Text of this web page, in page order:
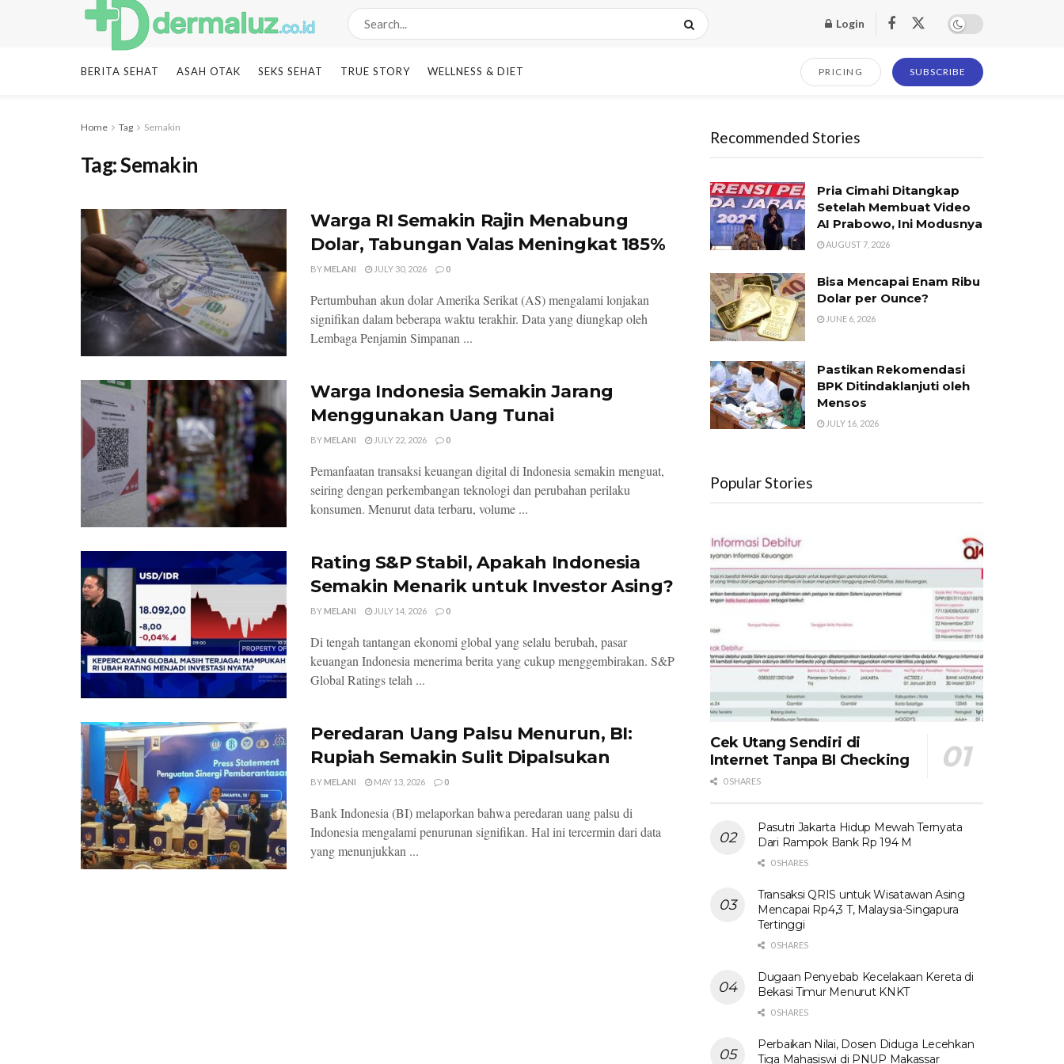
Login
BERITA SEHAT ASAH OTAK SEKS SEHAT TRUE STORY WELLNESS & DIET PRICING SUBSCRIBE
Home Tag Semakin
Tag:Semakin
Warga RI Semakin Rajin Menabung
Dolar, Tabungan Valas Meningkat 185%
BYMELANI JULY 30, 2026 0
Pertumbuhan akun dolar Amerika Serikat (AS) mengalami lonjakan
signifikan dalam beberapa waktu terakhir. Data yang diungkap oleh
Lembaga Penjamin Simpanan ...
Warga Indonesia Semakin Jarang
Menggunakan Uang Tunai
BYMELANI JULY 22, 2026 0
Pemanfaatan transaksi keuangan digital di Indonesia semakin menguat,
seiring dengan perkembangan teknologi dan perubahan perilaku
konsumen. Menurut data terbaru, volume ...
Rating S&P Stabil, Apakah Indonesia
Semakin Menarik untuk Investor Asing?
BYMELANI JULY 14, 2026 0
Di tengah tantangan ekonomi global yang selalu berubah, pasar
keuangan Indonesia menerima berita yang cukup menggembirakan. S&P
Global Ratings telah ...
Peredaran Uang Palsu Menurun, BI:
Rupiah Semakin Sulit Dipalsukan
BYMELANI MAY 13, 2026 0
Bank Indonesia (BI) melaporkan bahwa peredaran uang palsu di
Indonesia mengalami penurunan signifikan. Hal ini tercermin dari data
yang menunjukkan ...
Recommended Stories
Pria Cimahi Ditangkap
Setelah Membuat Video
AI Prabowo, Ini Modusnya
AUGUST 7, 2026
Bisa Mencapai Enam Ribu
Dolar per Ounce?
JUNE 6, 2026
Pastikan Rekomendasi
BPK Ditindaklanjuti oleh
Mensos
JULY 16, 2026
Popular Stories
Cek Utang Sendiri di
Internet Tanpa BI Checking
0 SHARES
Pasutri Jakarta Hidup Mewah Ternyata
Dari Rampok Bank Rp 194 M
0 SHARES
Transaksi QRIS untuk Wisatawan Asing
Mencapai Rp4,3 T, Malaysia-Singapura
Tertinggi
0 SHARES
Dugaan Penyebab Kecelakaan Kereta di
Bekasi Timur Menurut KNKT
0 SHARES
Perbaikan Nilai, Dosen Diduga Lecehkan
Tiga Mahasiswi di PNUP Makassar